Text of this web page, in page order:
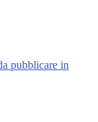
pubblicare in